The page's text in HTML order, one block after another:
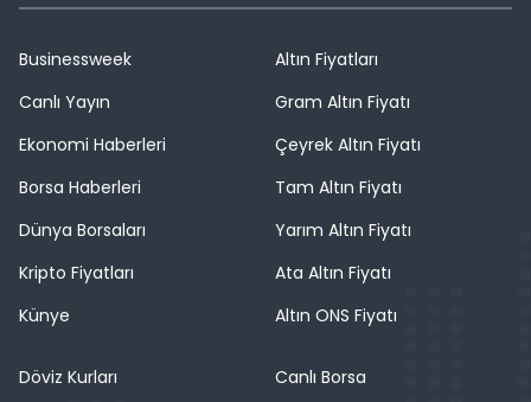
Businessweek
Canlı Yayın
Ekonomi Haberleri
Borsa Haberleri
Dünya Borsaları
Kripto Fiyatları
Künye
Altın Fiyatları
Gram Altın Fiyatı
Çeyrek Altın Fiyatı
Tam Altın Fiyatı
Yarım Altın Fiyatı
Ata Altın Fiyatı
Altın ONS Fiyatı
Döviz Kurları
Canlı Borsa